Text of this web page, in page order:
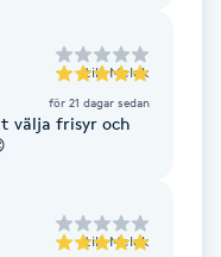
till Melek
för 21 dagar sedan
välja frisyr och
till Melek